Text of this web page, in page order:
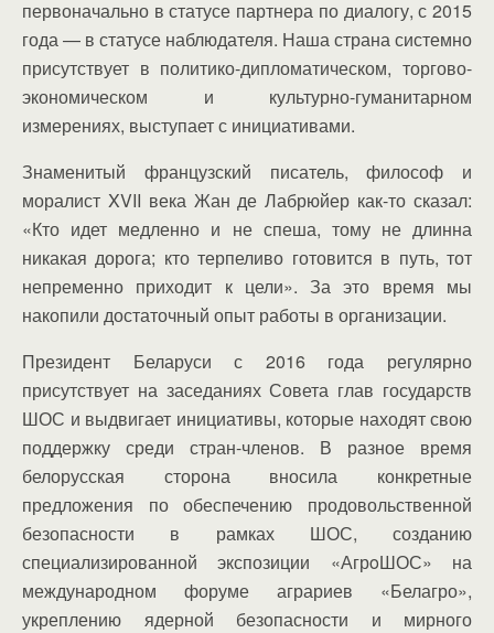
первоначально в статусе партнера по диалогу, с 2015
года — в статусе наблюдателя. Наша страна системно
присутствует в политико-дипломатическом, торгово-
экономическом и культурно-гуманитарном
измерениях, выступает с инициативами.
Знаменитый французский писатель, философ и
моралист XVII века Жан де Лабрюйер как-то сказал:
«Кто идет медленно и не спеша, тому не длинна
никакая дорога; кто терпеливо готовится в путь, тот
непременно приходит к цели». За это время мы
накопили достаточный опыт работы в организации.
Президент Беларуси с 2016 года регулярно
присутствует на заседаниях Совета глав государств
ШОС и выдвигает инициативы, которые находят свою
поддержку среди стран-членов. В разное время
белорусская сторона вносила конкретные
предложения по обеспечению продовольственной
безопасности в рамках ШОС, созданию
специализированной экспозиции «АгрoШОС» на
международном форуме аграриев «Белагро»,
укреплению ядерной безопасности и мирного